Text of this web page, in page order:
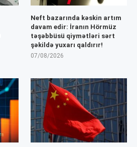
Neft bazarında kəskin artım
davam edir: İranın Hörmüz
təşəbbüsü qiymətləri sərt
şəkildə yuxarı qaldırır!
07/08/2026